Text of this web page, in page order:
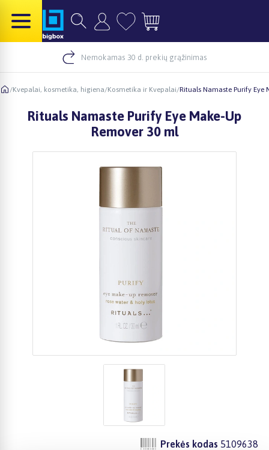
Nemokamas 30 d. prekių grąžinimas
/Kvepalai, kosmetika, higiena/Kosmetika ir Kvepalai/Rituals Namaste Purify Eye
Rituals Namaste Purify Eye Make-Up
Remover 30 ml
Prekės kodas 5109638